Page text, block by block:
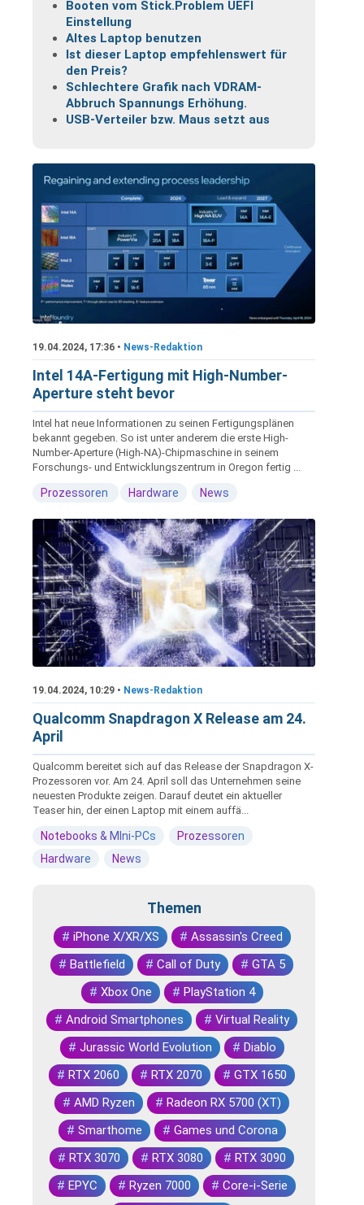
Booten vom Stick.Problem UEFI
Einstellung
Altes Laptop benutzen
Ist dieser Laptop empfehlenswert für
den Preis?
Schlechtere Grafik nach VDRAM-
Abbruch Spannungs Erhöhung.
USB-Verteiler bzw. Maus setzt aus
19.04.2024, 17:36 • News-Redaktion
Intel 14A-Fertigung mit High-Number-
Aperture steht bevor
Intel hat neue Informationen zu seinen Fertigungsplänen
bekannt gegeben. So ist unter anderem die erste High-
Number-Aperture (High-NA)-Chipmaschine in seinem
Forschungs- und Entwicklungszentrum in Oregon fertig ...
Prozessoren Hardware News
19.04.2024, 10:29 • News-Redaktion
Qualcomm Snapdragon X Release am 24.
April
Qualcomm bereitet sich auf das Release der Snapdragon X-
Prozessoren vor. Am 24. April soll das Unternehmen seine
neuesten Produkte zeigen. Darauf deutet ein aktueller
Teaser hin, der einen Laptop mit einem auffä...
Notebooks & MIni-PCs
Prozessoren
Hardware
News
Themen
# iPhone X/XR/XS # Assassin's Creed
# Battlefield # Call of Duty # GTA 5
# Xbox One # PlayStation 4
# Android Smartphones # Virtual Reality
# Jurassic World Evolution # Diablo
# RTX 2060 # RTX 2070 # GTX 1650
# AMD Ryzen # Radeon RX 5700 (XT)
# Smarthome # Games und Corona
# RTX 3070 # RTX 3080 # RTX 3090
# EPYC # Ryzen 7000 # Core-i-Serie